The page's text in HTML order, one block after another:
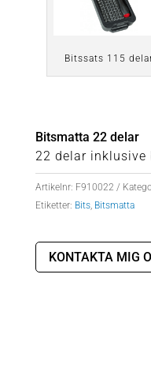
Bitssats 115
Bitsmatta 22 delar
22 delar inklusive
Artikelnr: F910022
Etiketter: Bits, Bitsmatta
KONTAKTA MIG